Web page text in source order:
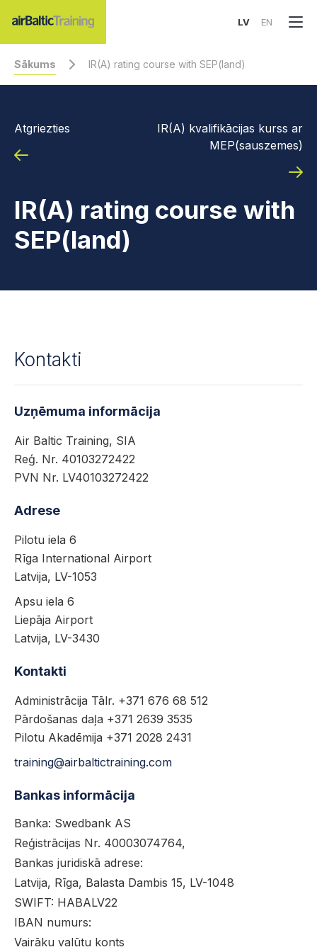
LV EN
Sākums IR(A) rating course with SEP(land)
Atgriezties
IR(A) kvalifikācijas kurss ar
MEP(sauszemes)
IR(A) rating course with
SEP(land)
Kontakti
Uzņēmuma informācija
Air Baltic Training, SIA
Reģ. Nr. 40103272422
PVN Nr. LV40103272422
Adrese
Pilotu iela 6
Rīga International Airport
Latvija, LV-1053
Apsu iela 6
Liepāja Airport
Latvija, LV-3430
Kontakti
Administrācija Tālr. +371 676 68 512
Pārdošanas daļa +371 2639 3535
Pilotu Akadēmija +371 2028 2431
training@airbaltictraining.com
Bankas informācija
Banka: Swedbank AS
Reģistrācijas Nr. 40003074764,
Bankas juridiskā adrese:
Latvija, Rīga, Balasta Dambis 15, LV-1048
SWIFT: HABALV22
IBAN numurs:
Vairāku valūtu konts